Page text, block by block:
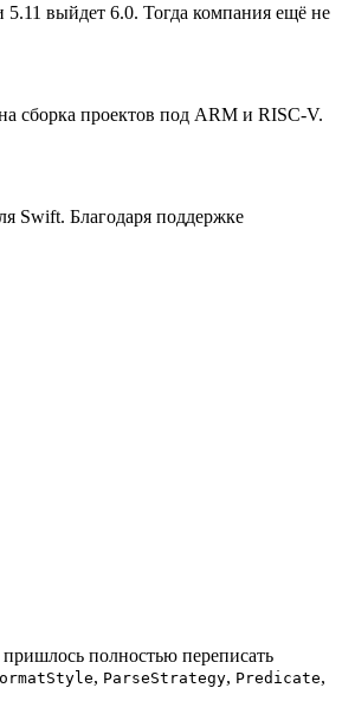
5.11 выйдет 6.0. Тогда компания ещё не
сборка проектов под ARM и RISC-V.
Swift. Благодаря поддержке
полностью переписать
, ParseStrategy, Predicate,